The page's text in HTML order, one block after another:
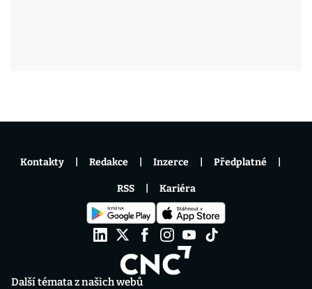
Další témata z našich webů
Kontakty Redakce Inzerce Předplatné
RSS Kariéra